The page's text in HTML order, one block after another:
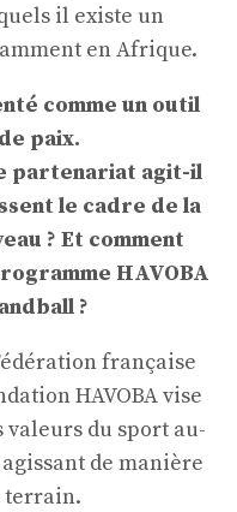
il existe un
en Afrique.
comme un outil
paix.
partenariat agit-il
le cadre de la
? Et comment
HAVOBA
?
française
HAVOBA vise
du sport au-
de manière
terrain.